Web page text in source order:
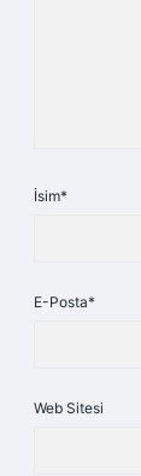
İsim*
E-Posta*
Web Sitesi